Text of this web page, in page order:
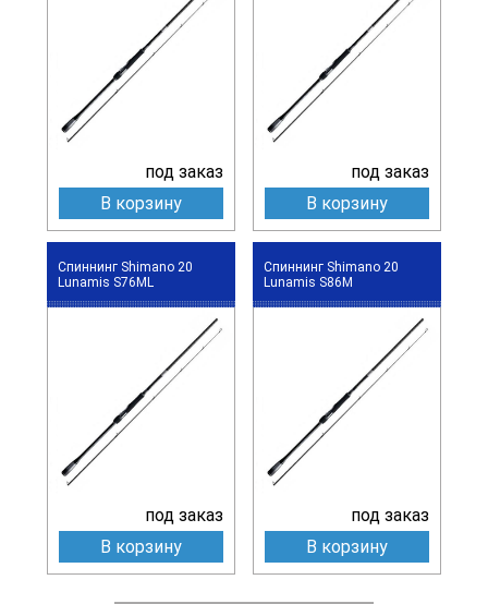
под заказ
В корзину
под заказ
В корзину
Спиннинг Shimano 20
Lunamis S76ML
под заказ
В корзину
Спиннинг Shimano 20
Lunamis S86M
под заказ
В корзину